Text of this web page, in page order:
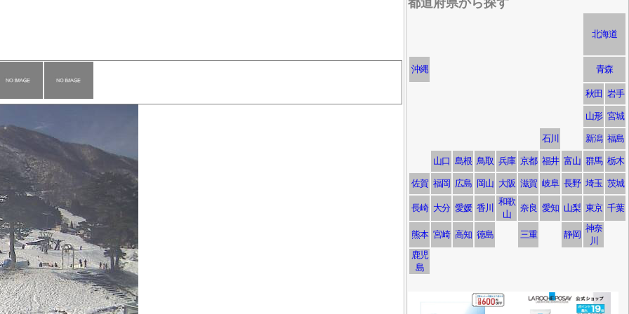
都道府県から探す
北海道
沖縄 青森
秋田 岩手
山形 宮城
石川 新潟 福島
山口 島根 鳥取 兵庫 京都 福井 富山 群馬 栃木
佐賀 福岡 広島 岡山 大阪 滋賀 岐阜 長野 埼玉 茨城
長崎 大分 愛媛 香川
和歌
山
奈良 愛知 山梨 東京 千葉
熊本 宮崎 高知 徳島 三重 静岡
神奈
川
鹿児
島